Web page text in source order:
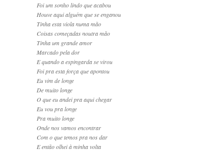
Foi um sonho lindo que acabou
Houve aqui alguém que se enganou
Tinha esta viola numa mão
Coisas começadas noutra mão
Tinha um grande amor
Marcado pela dor
E quando a espingarda se virou
Foi pra esta força que apontou
Eu vim de longe
De muito longe
O que eu andei pra aqui chegar
Eu vou pra longe
Pra muito longe
Onde nos vamos encontrar
Com o que temos pra nos dar
E então olhei à minha volta